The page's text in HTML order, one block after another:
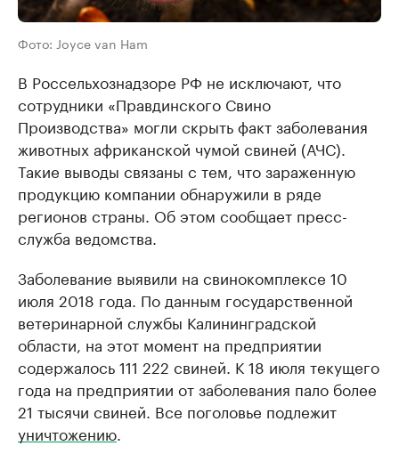
Фото: Joyce van Ham
В Россельхознадзоре РФ не исключают, что
сотрудники «Правдинского Свино
Производства» могли скрыть факт заболевания
животных африканской чумой свиней (АЧС).
Такие выводы связаны с тем, что зараженную
продукцию компании обнаружили в ряде
регионов страны. Об этом сообщает пресс-
служба ведомства.
Заболевание выявили на свинокомплексе 10
июля 2018 года. По данным государственной
ветеринарной службы Калининградской
области, на этот момент на предприятии
содержалось 111 222 свиней. К 18 июля текущего
года на предприятии от заболевания пало более
21 тысячи свиней. Все поголовье подлежит
уничтожению.